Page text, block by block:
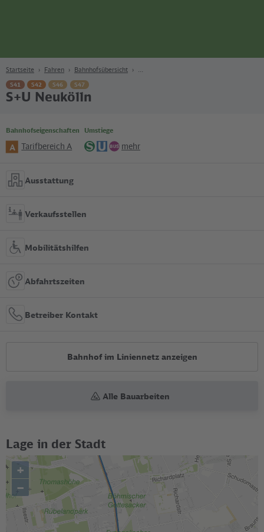
Startseite Fahren Bahnhofsübersicht
S41 S42 S46 S47
S+U Neukölln
Bahnhofseigenschaften
A Tarifbereich A
Umstiege
mehr
Ausstattung
Verkaufsstellen
Mobilitätshilfen
Abfahrtszeiten
Betreiber Kontakt
Bahnhof im Liniennetz anzeigen
Alle Bauarbeiten
Lage in der Stadt
+
–